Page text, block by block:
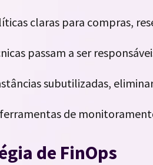
claras para compras,
passam a ser
subutilizadas,
de
de FinOps